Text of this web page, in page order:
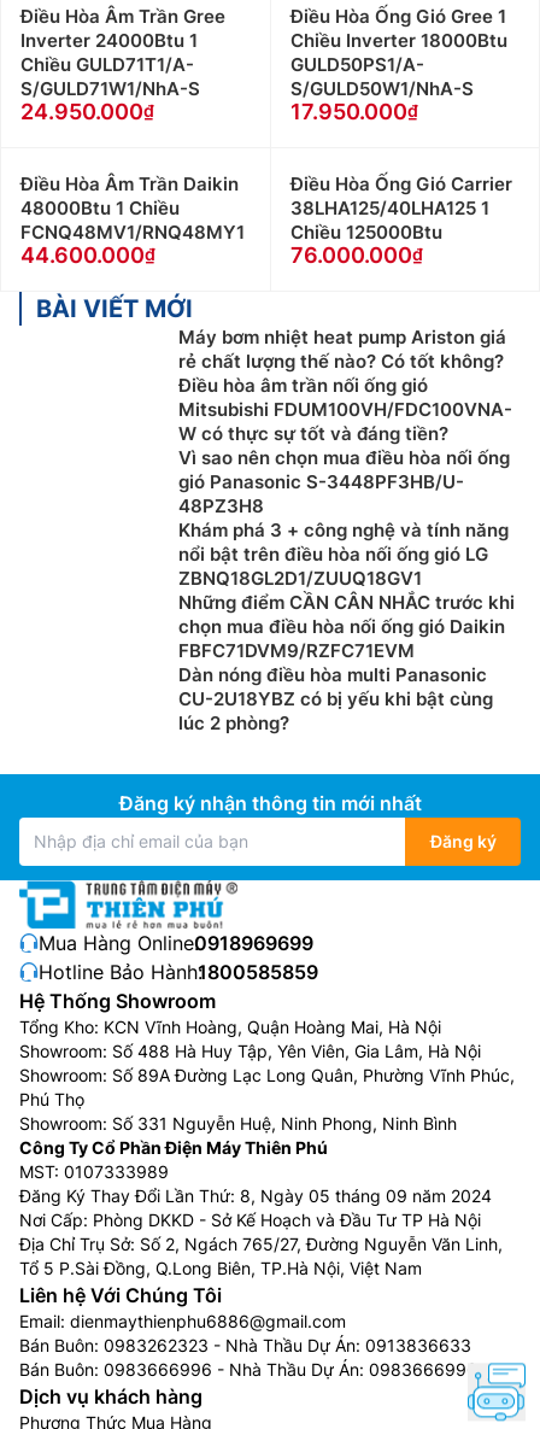
Điều Hòa Âm Trần Gree
Inverter 24000Btu 1
Chiều GULD71T1/A-
S/GULD71W1/NhA-S
24.950.000
Điều Hòa Ống Gió Gree 1
Chiều Inverter 18000Btu
GULD50PS1/A-
S/GULD50W1/NhA-S
17.950.000
Điều Hòa Âm Trần Daikin
48000Btu 1 Chiều
FCNQ48MV1/RNQ48MY1
44.600.000
Điều Hòa Ống Gió Carrier
38LHA125/40LHA125 1
Chiều 125000Btu
76.000.000
BÀI VIẾT MỚI
Máy bơm nhiệt heat pump Ariston giá
rẻ chất lượng thế nào? Có tốt không?
Điều hòa âm trần nối ống gió
Mitsubishi FDUM100VH/FDC100VNA-
W có thực sự tốt và đáng tiền?
Vì sao nên chọn mua điều hòa nối ống
gió Panasonic S-3448PF3HB/U-
48PZ3H8
Khám phá 3 + công nghệ và tính năng
nổi bật trên điều hòa nối ống gió LG
ZBNQ18GL2D1/ZUUQ18GV1
Những điểm CẦN CÂN NHẮC trước khi
chọn mua điều hòa nối ống gió Daikin
FBFC71DVM9/RZFC71EVM
Dàn nóng điều hòa multi Panasonic
CU-2U18YBZ có bị yếu khi bật cùng
lúc 2 phòng?
Đăng ký nhận thông tin mới nhất
Đăng ký
Mua Hàng Online:0918969699
Hotline Bảo Hành:1800585859
Hệ Thống Showroom
Tổng Kho: KCN Vĩnh Hoàng, Quận Hoàng Mai, Hà Nội
Showroom: Số 488 Hà Huy Tập, Yên Viên, Gia Lâm, Hà Nội
Showroom: Số 89A Đường Lạc Long Quân, Phường Vĩnh Phúc,
Phú Thọ
Showroom: Số 331 Nguyễn Huệ, Ninh Phong, Ninh Bình
Công Ty Cổ Phần Điện Máy Thiên Phú
MST: 0107333989
Đăng Ký Thay Đổi Lần Thứ: 8, Ngày 05 tháng 09 năm 2024
Nơi Cấp: Phòng DKKD - Sở Kế Hoạch và Đầu Tư TP Hà Nội
Địa Chỉ Trụ Sở: Số 2, Ngách 765/27, Đường Nguyễn Văn Linh,
Tổ 5 P.Sài Đồng, Q.Long Biên, TP.Hà Nội, Việt Nam
Liên hệ Với Chúng Tôi
Email: dienmaythienphu6886@gmail.com
Bán Buôn: 0983262323 - Nhà Thầu Dự Án: 0913836633
Bán Buôn: 0983666996 - Nhà Thầu Dự Án: 0983666996
Dịch vụ khách hàng
Phương Thức Mua Hàng